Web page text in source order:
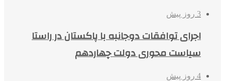
3 روز پیش
اجرای توافقات دوجانبه با پاکستان در راستا
سیاست محوری دولت چهاردهم
4 روز پیش